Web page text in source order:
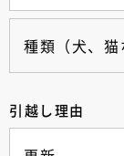
引越し理由